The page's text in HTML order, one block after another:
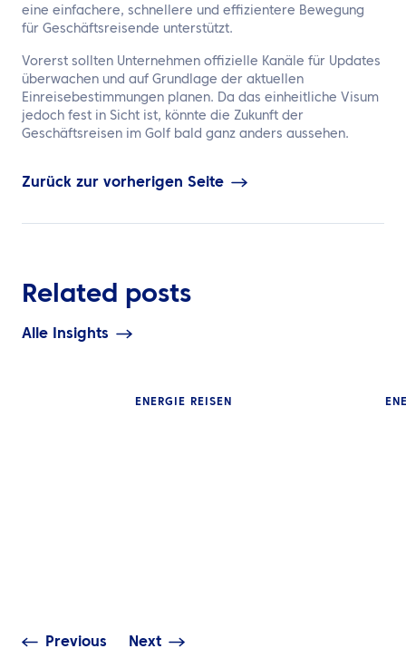
eine einfachere, schnellere und effizientere Bewegung
für Geschäftsreisende unterstützt.
Vorerst sollten Unternehmen offizielle Kanäle für Updates
überwachen und auf Grundlage der aktuellen
Einreisebestimmungen planen. Da das einheitliche Visum
jedoch fest in Sicht ist, könnte die Zukunft der
Geschäftsreisen im Golf bald ganz anders aussehen.
Zurück zur vorherigen Seite
Related posts
Alle Insights
ENERGIE REISEN
Previous Next